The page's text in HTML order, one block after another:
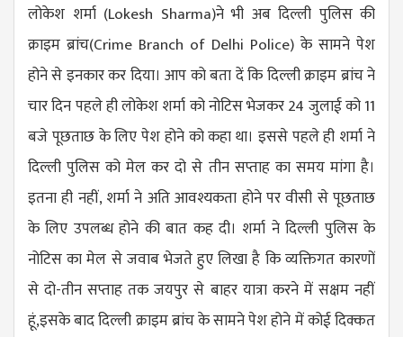
लोकेश शर्मा (Lokesh Sharma)ने भी अब दिल्ली पुलिस की
क्राइम ब्रांच(Crime Branch of Delhi Police) के सामने पेश
होने से इनकार कर दिया। आप को बता दें कि दिल्ली क्राइम ब्रांच ने
चार दिन पहले ही लोकेश शर्मा को नोटिस भेजकर 24 जुलाई को 11
बजे पूछताछ के लिए पेश होने को कहा था। इससे पहले ही शर्मा ने
दिल्ली पुलिस को मेल कर दो से तीन सप्ताह का समय मांगा है।
इतना ही नहीं, शर्मा ने अति आवश्यकता होने पर वीसी से पूछताछ
के लिए उपलब्ध होने की बात कह दी। शर्मा ने दिल्ली पुलिस के
नोटिस का मेल से जवाब भेजते हुए लिखा है कि व्यक्तिगत कारणों
से दो-तीन सप्ताह तक जयपुर से बाहर यात्रा करने में सक्षम नहीं
हूं,इसके बाद दिल्ली क्राइम ब्रांच के सामने पेश होने में कोई दिक्कत